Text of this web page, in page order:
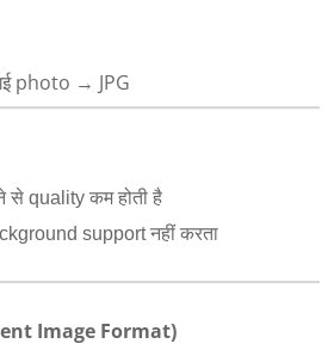
photo → JPG
से quality कम होती है
support नहीं करता
Image Format)